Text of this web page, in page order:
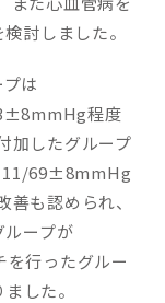
討しました。
は
程度
加したグループ
69±8mmHg
も認められ、
ープが
行ったグルー
した。